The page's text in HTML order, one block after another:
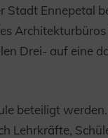
Stadt Ennepetal
Drei- auf eine
beteiligt
Lehrkräfte,